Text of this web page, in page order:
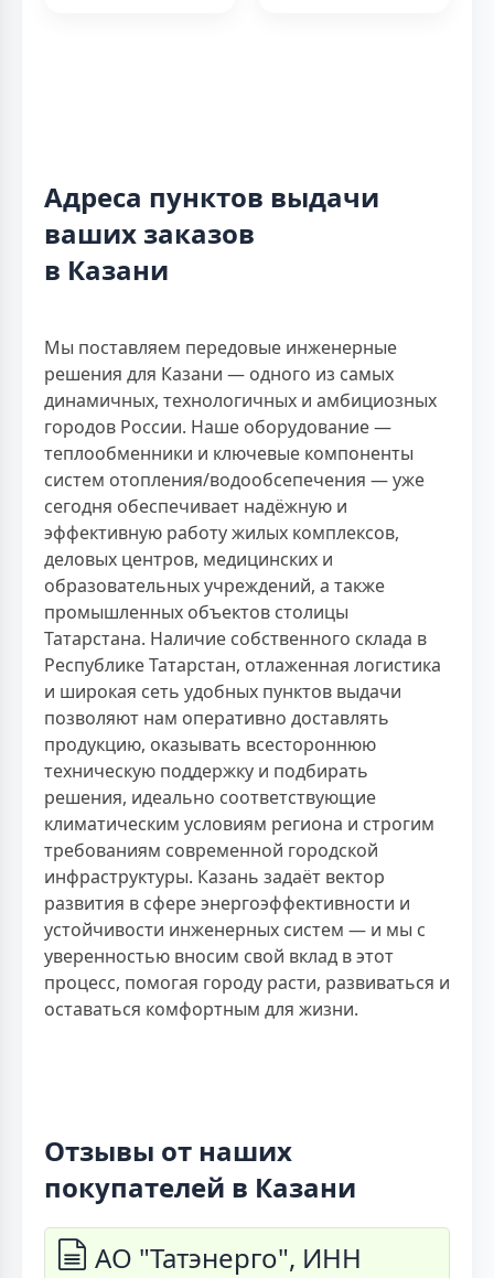
Адреса пунктов выдачи
ваших заказов
в Казани
Мы поставляем передовые инженерные
решения для Казани — одного из самых
динамичных, технологичных и амбициозных
городов России. Наше оборудование —
теплообменники и ключевые компоненты
систем отопления/водообсепечения — уже
сегодня обеспечивает надёжную и
эффективную работу жилых комплексов,
деловых центров, медицинских и
образовательных учреждений, а также
промышленных объектов столицы
Татарстана. Наличие собственного склада в
Республике Татарстан, отлаженная логистика
и широкая сеть удобных пунктов выдачи
позволяют нам оперативно доставлять
продукцию, оказывать всестороннюю
техническую поддержку и подбирать
решения, идеально соответствующие
климатическим условиям региона и строгим
требованиям современной городской
инфраструктуры. Казань задаёт вектор
развития в сфере энергоэффективности и
устойчивости инженерных систем — и мы с
уверенностью вносим свой вклад в этот
процесс, помогая городу расти, развиваться и
оставаться комфортным для жизни.
Отзывы от наших
покупателей в Казани
АО "Татэнерго", ИНН